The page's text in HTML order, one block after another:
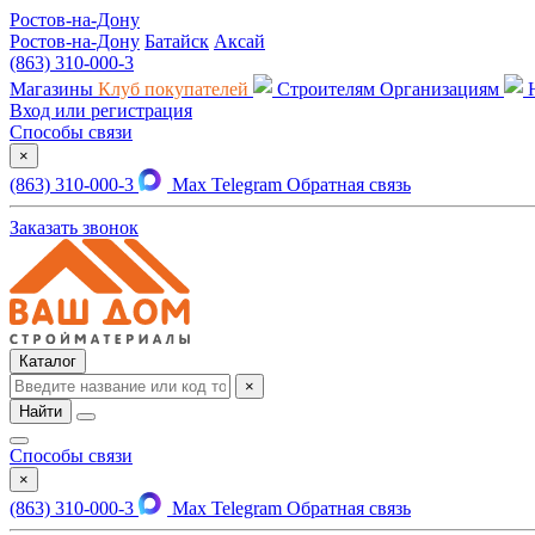
Ростов-на-Дону
Ростов-на-Дону Батайск Аксай
(863) 310-000-3
Магазины Клуб покупателей Строителям Организациям
Вход или регистрация
Способы связи
×
(863) 310-000-3 Max Telegram Обратная связь
Заказать звонок
Каталог
×
Найти
Способы связи
×
(863) 310-000-3 Max Telegram Обратная связь